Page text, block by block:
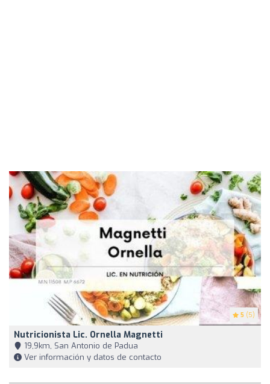
5 (5)
Nutricionista Lic. Ornella Magnetti
19,9km, San Antonio de Padua
Ver información y datos de contacto